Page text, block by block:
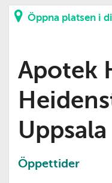
Öppna platsen i
Apotek
Uppsala
Öppettider